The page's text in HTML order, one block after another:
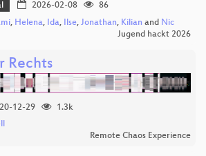
2026-02-08
86
, Helena, Ida, Ilse, Jonathan, Kilian and Nic
Jugend hackt 2026
Rechts
12-29
1.3k
Remote Chaos Experience